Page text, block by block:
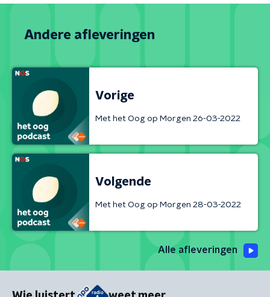
Andere afleveringen
Vorige
Met het Oog op Morgen 26-03-2022
Volgende
Met het Oog op Morgen 28-03-2022
Alle afleveringen